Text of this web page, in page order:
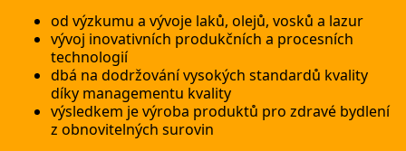
od výzkumu a vývoje laků, olejů, vosků a lazur
vývoj inovativních produkčních a procesních
technologií
dbá na dodržování vysokých standardů kvality
díky managementu kvality
výsledkem je výroba produktů pro zdravé bydlení
z obnovitelných surovin